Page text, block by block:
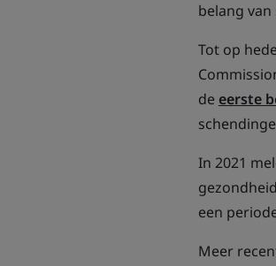
belang
Tot op
de eerste
In 2021
een
Meer